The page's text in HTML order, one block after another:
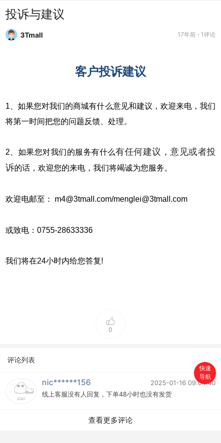
投诉与建议
3Tmall 17年前 1评论
客户投诉建议
1、如果您对我们的商城有什么意见和建议，欢迎来电，我们
将第一时间把您的问题反馈、处理。
2、如果您对我们的服务有什么有任何建议，意见或者投
诉的话，欢迎您的来电，我们将竭诚为您服务。
欢迎电邮至： m4@3tmall.com/menglei@3tmall.com
或致电：0755-28633336
我们将在24小时内给您答复!
0
评论列表
nic******156
2025-01-16 09:04:40
线上客服没有人回复，下单48小时也没有发货
查看更多评论
首页
快速
导航